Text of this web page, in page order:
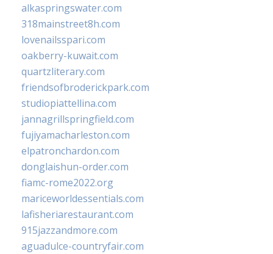
alkaspringswater.com
318mainstreet8h.com
lovenailsspari.com
oakberry-kuwait.com
quartzliterary.com
friendsofbroderickpark.com
studiopiattellina.com
jannagrillspringfield.com
fujiyamacharleston.com
elpatronchardon.com
donglaishun-order.com
fiamc-rome2022.org
mariceworldessentials.com
lafisheriarestaurant.com
915jazzandmore.com
aguadulce-countryfair.com